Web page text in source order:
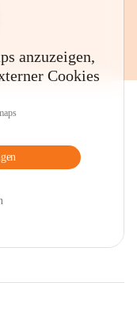
anzuzeigen,
Cookies